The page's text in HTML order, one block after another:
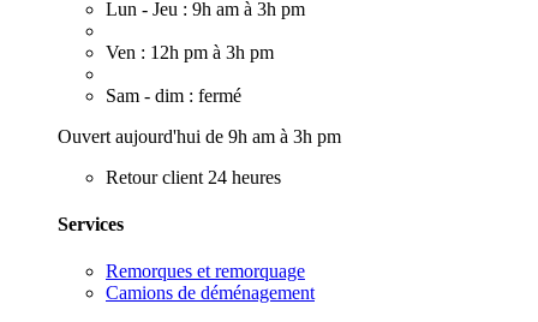
Lun - Jeu : 9h am à 3h pm
Ven : 12h pm à 3h pm
Sam - dim : fermé
Ouvert aujourd'hui de 9h am à 3h pm
Retour client 24 heures
Services
Remorques et remorquage
Camions de déménagement